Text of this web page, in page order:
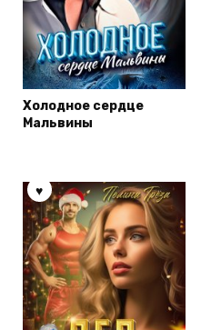
Холодное сердце
Мальвины